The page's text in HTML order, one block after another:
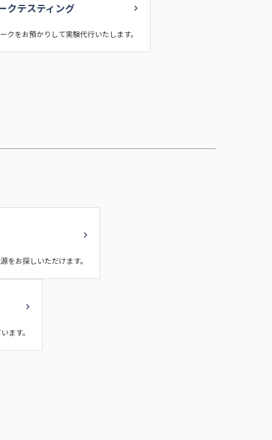
クテスティング
クをお預かりして実験代行いたします。
をお探しいただけます。
ます。